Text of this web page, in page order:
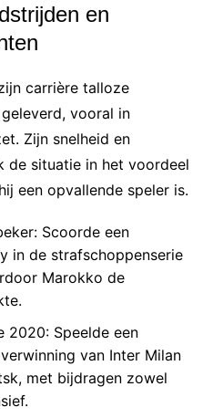
en
carrière talloze
vooral in
Zijn snelheid en
de situatie in het voordeel
een opvallende speler is.
Scoorde een
in de strafschoppenserie
Marokko de
2020: Speelde een
van Inter Milan
met bijdragen zowel